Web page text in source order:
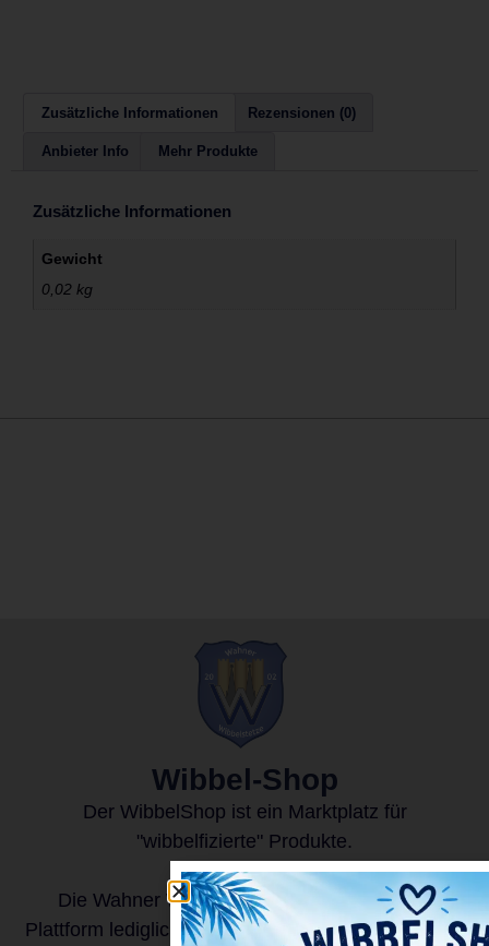
Zusätzliche Informationen Rezensionen (0)
Anbieter Info Mehr Produkte
Zusätzliche Informationen
Gewicht
0,02 kg
Wibbel-Shop
Der WibbelShop ist ein Marktplatz für
"wibbelfizierte" Produkte.
Die Wahner Wibbelstetze e.V. stellen diese
Plattform lediglich zur Verfügung. Für die Produkte